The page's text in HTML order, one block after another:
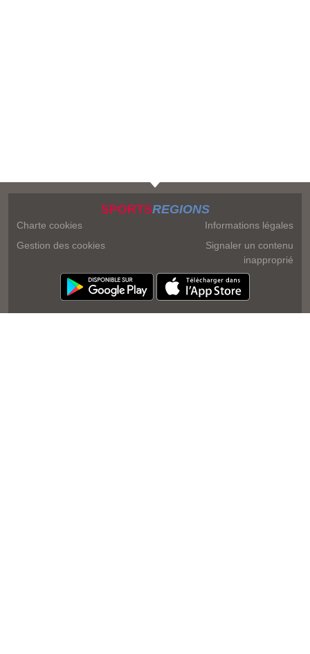
SPORTSREGIONS
Charte cookies
Gestion des cookies
Informations légales
Signaler un contenu
inapproprié